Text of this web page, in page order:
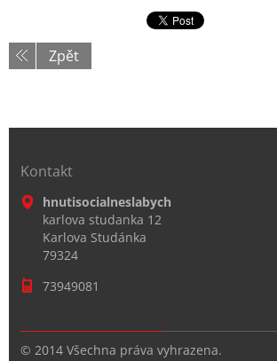
Zpět
Kontakt
hnutisocialneslabych
karlova studanka 12
Karlova Studánka
79324
73949081
© 2014 Všechna práva vyhrazena.